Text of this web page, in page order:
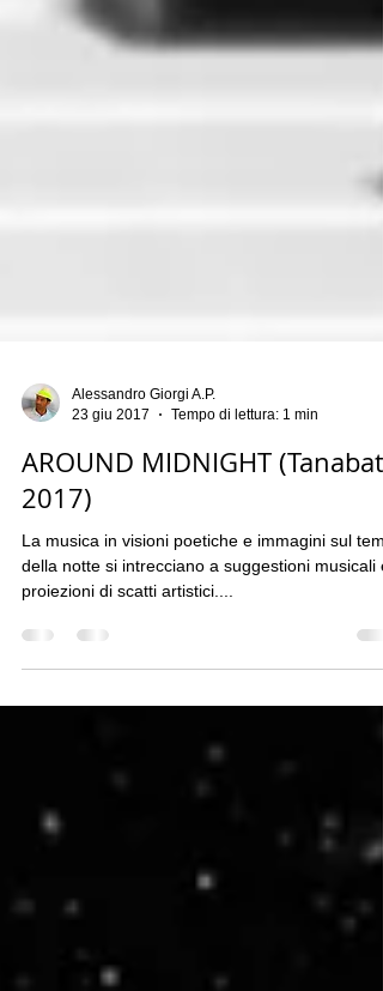
23 giu 2017
Tempo di lettura: 1 min
AROUND MIDNIGHT (Tanabata
2017)
La musica in visioni poetiche e immagini sul
della notte si intrecciano a suggestioni musicali e
proiezioni di scatti artistici....